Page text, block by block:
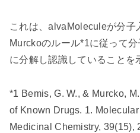
これは、alvaMoleculeが分子
Murckoのルール*1に従って
に分解し認識していることを
*1 Bemis, G. W., & Murcko,
of Known Drugs. 1.
Medicinal Chemistry, 39(15),